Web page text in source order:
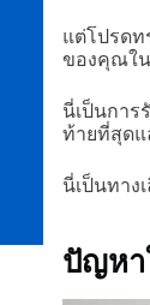
แต่โปรด
ของคุณใ
นี่เป็นกา
ท้ายที่สุด
นี่เป็นทาง
ปัญห